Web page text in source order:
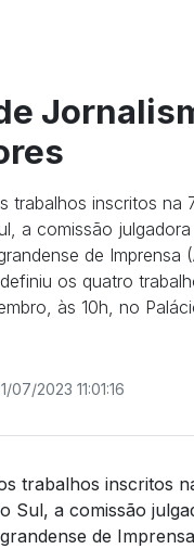
trabalhos inscritos na
a comissão
de Imprensa
os quatro
às 10h, no
07/2023 11:01:16
trabalhos inscritos
Sul, a comissão
de